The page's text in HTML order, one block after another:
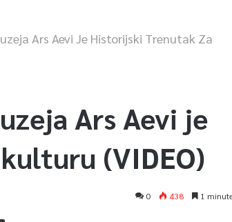
Ars Aevi Je Historijski Trenutak Za
Ars Aevi je
(VIDEO)
0 438 1